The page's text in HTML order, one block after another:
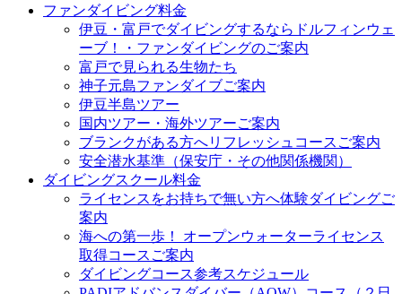
ファンダイビング料金
伊豆・富戸でダイビングするならドルフィンウェ
ーブ！・ファンダイビングのご案内
富戸で見られる生物たち
神子元島ファンダイブご案内
伊豆半島ツアー
国内ツアー・海外ツアーご案内
ブランクがある方へリフレッシュコースご案内
安全潜水基準（保安庁・その他関係機関）
ダイビングスクール料金
ライセンスをお持ちで無い方へ体験ダイビングご
案内
海への第一歩！ オープンウォーターライセンス
取得コースご案内
ダイビングコース参考スケジュール